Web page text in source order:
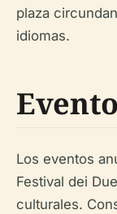
plaza
idiomas.
Los eventos
Festival dei
culturales.